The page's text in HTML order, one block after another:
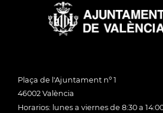
Plaça de l'Ajuntament nº 1
46002 València
Horarios: lunes a viernes de 8:30 a